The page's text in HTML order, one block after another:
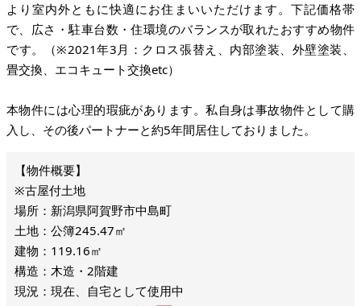
より室内外ともに快適にお住まいいただけます。下記価格帯
で、広さ・駐車台数・住環境のバランスが取れたおすすめ物件
です。（※2021年3月：クロス張替え、内部塗装、外壁塗装、
畳交換、エコキュート交換etc）
本物件には心理的瑕疵があります。私自身は事故物件として購
入し、その後パートナーと約5年間居住しておりました。
※古屋付土地
場所：新潟県阿賀野市中島町
土地：公簿245.47㎡
建物：119.16㎡
構造：木造・2階建
現況：現在、自宅として使用中